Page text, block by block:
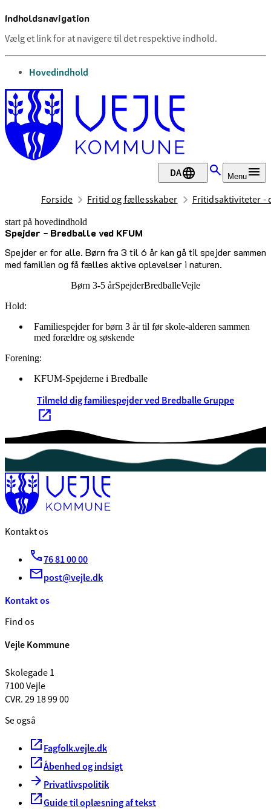
Indholdsnavigation
Vælg et link for at navigere til det respektive indhold.
gå til
Hovedindhold
DA Menu
Forside Fritid og fællesskaber Fritidsaktiviteter -
start på hovedindhold
Spejder - Bredballe ved KFUM
Spejder er for alle. Børn fra 3 til 6 år kan gå til spejder sammen
med familien og få fælles aktive oplevelser i naturen.
senest opdateret 17. februar 2026
Børn 3-5 årSpejderBredballeVejle
Hold:
Familiespejder for børn 3 år til før skole-alderen sammen
med forældre og søskende
Forening:
KFUM-Spejderne i Bredballe
Tilmeld dig familiespejder ved Bredballe Gruppe
Kontakt os
76 81 00 00
post@vejle.dk
Kontakt os
Find os
Vejle Kommune
Skolegade 1
7100 Vejle
CVR. 29 18 99 00
Se også
Fagfolk.vejle.dk
Åbenhed og indsigt
Privatlivspolitik
Guide til oplæsning af tekst